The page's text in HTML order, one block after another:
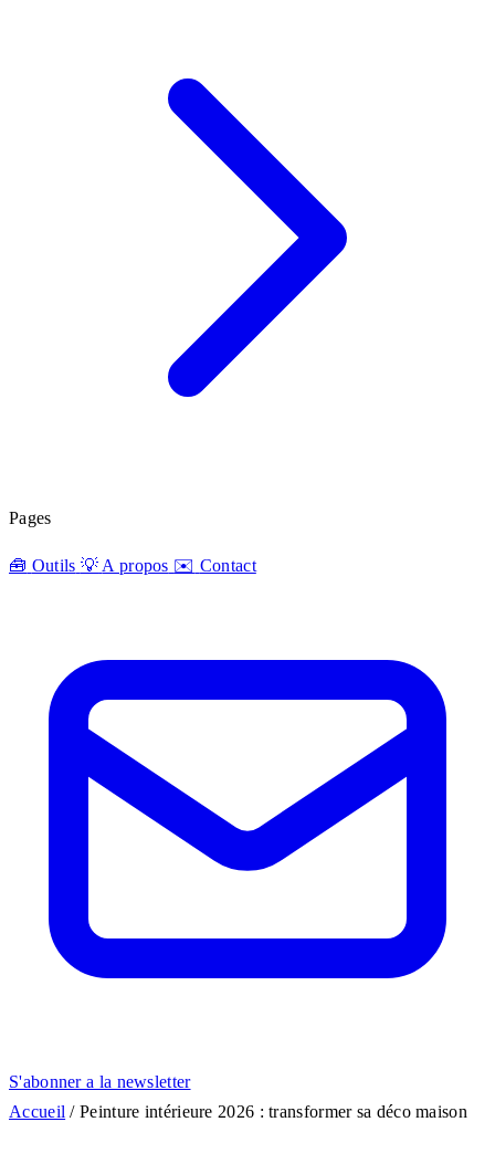
Pages
🧰 Outils 💡 A propos ✉️ Contact
S'abonner a la newsletter
Accueil / Peinture intérieure 2026 : transformer sa déco maison